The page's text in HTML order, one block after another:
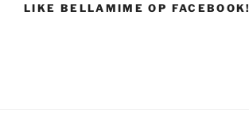
LIKE BELLAMIME OP FACEBOOK!